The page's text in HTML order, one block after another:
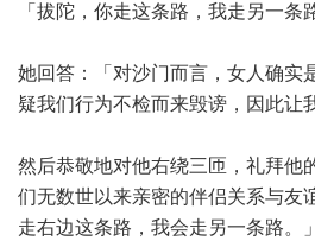
「拔陀，你走这条路，我走另一条
她回答：「对沙门而言，女人确实
疑我们行为不检而来毁谤，因此让
然后恭敬地对他右绕三匝，礼拜他
们无数世以来亲密的伴侣关系与友
走右边这条路，我会走另一条路。